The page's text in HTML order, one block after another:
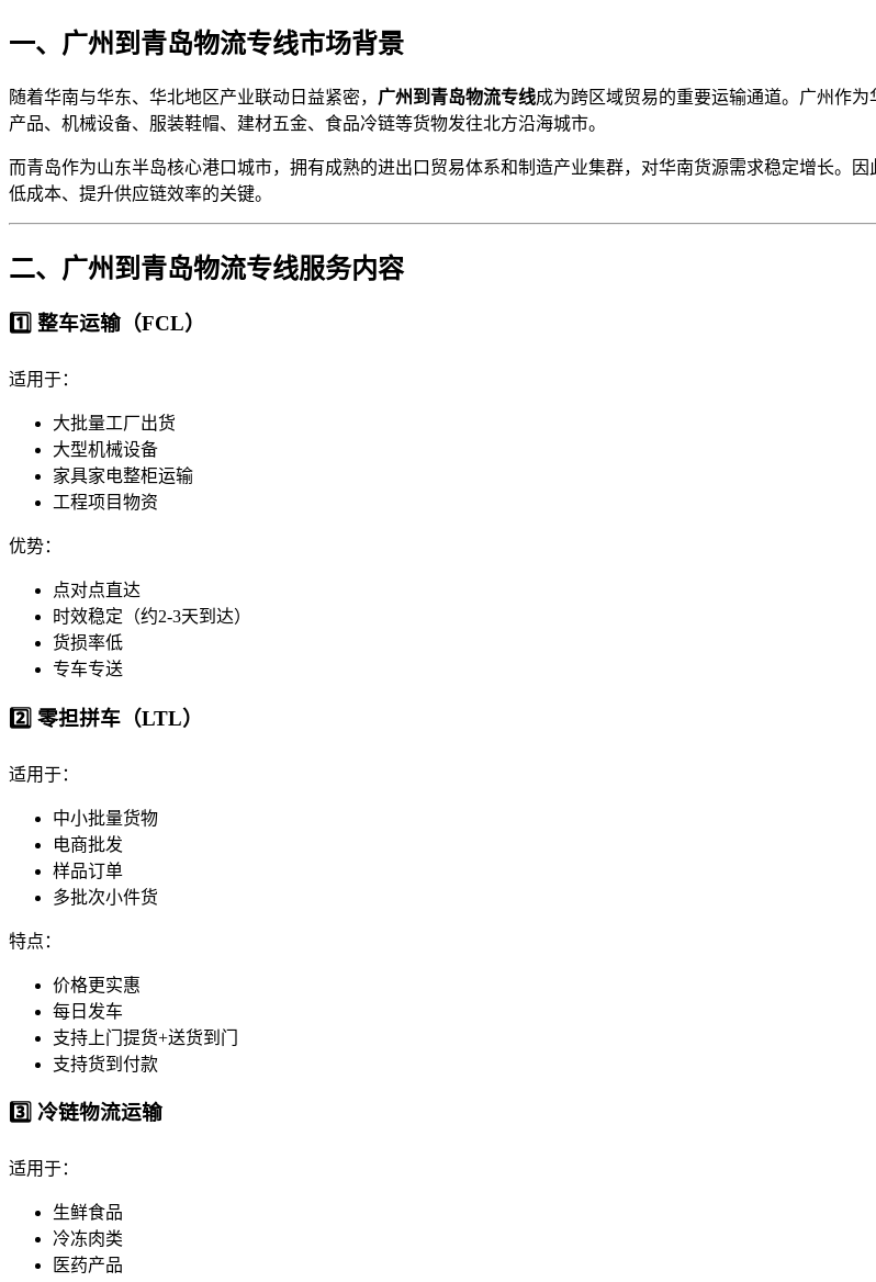
一、广州到青岛物流专线市场背景
随着华南与华东、华北地区产业联动日益紧密， 广州到青岛物流专线成为跨区域贸易的重要运输通道。广州作
产品、机械设备、服装鞋帽、建材五金、食品冷链等货物发往北方沿海城市。
而青岛作为山东半岛核心港口城市，拥有成熟的进出口贸易体系和制造产业集群，对华南货源需求稳定增长。
低成本、提升供应链效率的关键。
二、广州到青岛物流专线服务内容
1️⃣ 整车运输（FCL）
适用于：
大批量工厂出货
大型机械设备
家具家电整柜运输
工程项目物资
优势：
点对点直达
时效稳定（约2-3天到达）
货损率低
专车专送
2️⃣ 零担拼车（LTL）
适用于：
中小批量货物
电商批发
样品订单
多批次小件货
特点：
价格更实惠
每日发车
支持上门提货+送货到门
支持货到付款
3️⃣ 冷链物流运输
适用于：
生鲜食品
冷冻肉类
医药产品